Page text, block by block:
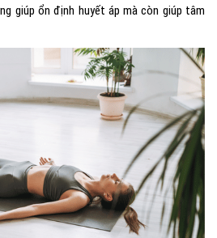
giúp ổn định huyết áp mà còn giúp tâm